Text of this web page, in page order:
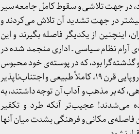
در جهت تلاشی و سقوط کامل جامعه سیر
بیشتر در جهت تشدید آن تلاش می‌کردند و
اینچنین از یکدیگر فاصله بگیرند و این
آرام نظام سیاسی ـ اداری منجمد شده در
بود، که در پوسته‌ی خود محبوس
شده بود و در این میان همه را با یک چوب می‌راند. این روند همانند جوامع اروپایی قرن ۱۹، کاملاً طبیعی و اجتناب‌ناپذیر
که بر مذهب و آداب آن توجه داشتند، به
می‌شدند! عجیب‌تر آنکه طرد و تکفیر
مکانی و فرهنگی بشدت میان آنها